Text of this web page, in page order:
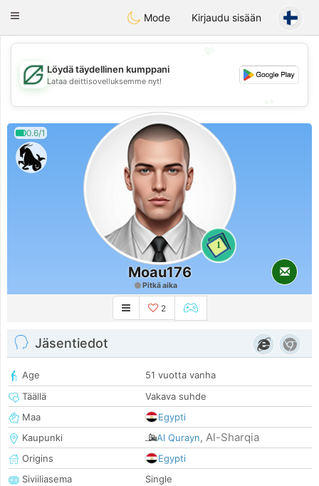
GulfDating
Toggle
Mode Kirjaudu sisään
💖
💕
Löydä täydellinen kumppani
Lataa deittisovelluksemme nyt!
0.6/1
1
Moau176
Pitkä aika
2
Jäsentiedot
Age
51 vuotta vanha
Täällä
Vakava suhde
Maa
Egypti
Kaupunki
Al Qurayn, Al-Sharqia
Origins
Egypti
Siviiliasema
Single